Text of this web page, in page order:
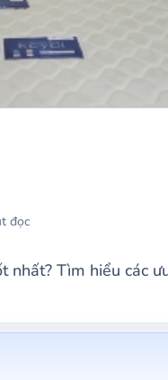
đọc
Tìm hiểu các